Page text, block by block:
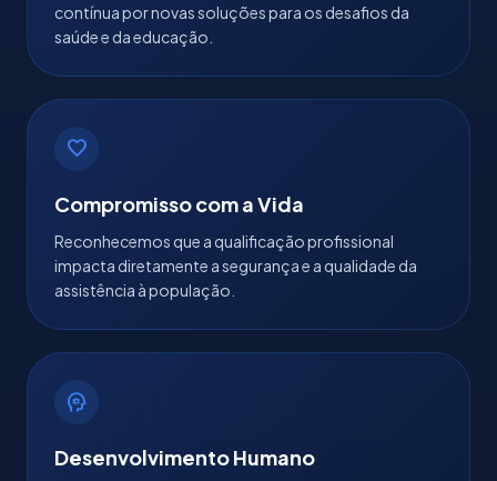
contínua por novas soluções para os desafios da
saúde e da educação.
favorite
Compromisso com a Vida
Reconhecemos que a qualificação profissional
impacta diretamente a segurança e a qualidade da
assistência à população.
psychology
Desenvolvimento Humano